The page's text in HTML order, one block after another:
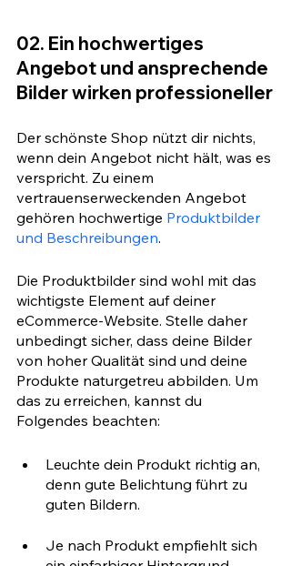
02. Ein hochwertiges
Angebot und ansprechende
Bilder wirken professioneller
Der schönste Shop nützt dir nichts,
wenn dein Angebot nicht hält, was es
verspricht. Zu einem
vertrauenserweckenden Angebot
gehören hochwertige Produktbilder
und Beschreibungen.
Die Produktbilder sind wohl mit das
wichtigste Element auf deiner
eCommerce-Website. Stelle daher
unbedingt sicher, dass deine Bilder
von hoher Qualität sind und deine
Produkte naturgetreu abbilden. Um
das zu erreichen, kannst du
Folgendes beachten:
Leuchte dein Produkt richtig an,
denn gute Belichtung führt zu
guten Bildern.
Je nach Produkt empfiehlt sich